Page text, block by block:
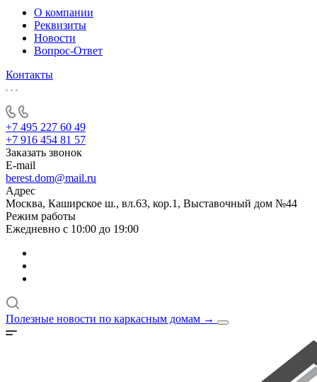
О компании
Реквизиты
Новости
Вопрос-Ответ
Контакты
+7 495 227 60 49
+7 916 454 81 57
Заказать звонок
E-mail
berest.dom@mail.ru
Адрес
Москва, Каширское ш., вл.63, кор.1, Выставочный дом №44
Режим работы
Ежедневно с 10:00 до 19:00
Полезные новости по каркасным домам →